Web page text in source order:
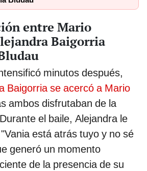
entre Mario
Baigorria
minutos después,
Baigorria se acercó a Mario
ambos disfrutaban de la
el baile, Alejandra le
está atrás tuyo y no sé
generó un momento
de la presencia de su